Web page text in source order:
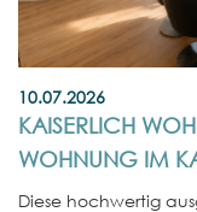
10.07.2026
KAISERLICH
OHNUNG IM
Diese hochwertig